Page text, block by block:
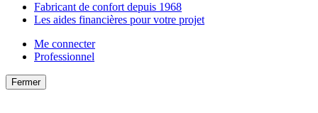
Fabricant de confort depuis 1968
Les aides financières pour votre projet
Me connecter
Professionnel
Fermer